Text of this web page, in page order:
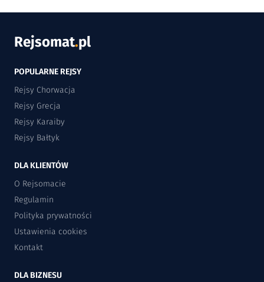
Rejsomat.pl
POPULARNE REJSY
Rejsy Chorwacja
Rejsy Grecja
Rejsy Karaiby
Rejsy Bałtyk
DLA KLIENTÓW
O Rejsomacie
Regulamin
Polityka prywatności
Ustawienia cookies
Kontakt
DLA BIZNESU